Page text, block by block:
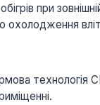
при
охолодження
технологія